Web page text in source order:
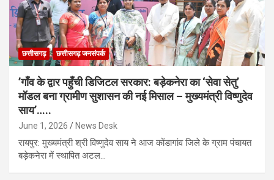
छत्तीसगढ़ छत्तीसगढ़ जनसंपर्क
’गाँव के द्वार पहुँची डिजिटल सरकार: बड़ेकनेरा का ‘सेवा सेतु’
मॉडल बना ग्रामीण सुशासन की नई मिसाल – मुख्यमंत्री विष्णुदेव
साय’…..
June 1, 2026 News Desk
रायपुर: मुख्यमंत्री श्री विष्णुदेव साय ने आज कोंडागांव जिले के ग्राम पंचायत
बड़ेकनेरा में स्थापित अटल…